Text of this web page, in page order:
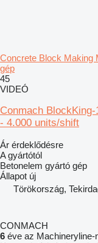
Concrete Block Making
gép
45
VIDEÓ
Conmach
- 4.000 units/shift
Ár érdeklődésre
A gyártótól
Betonelem gyártó gép
Állapot új
Törökország,
CONMACH
6 éve az Machineryline-